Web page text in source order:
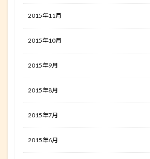
2015年11月
2015年10月
2015年9月
2015年8月
2015年7月
2015年6月